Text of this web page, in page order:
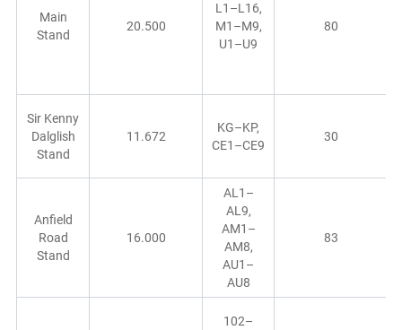
Main
Stand
20.500
L1–L16,
M1–M9,
U1–U9
80
Sir Kenny
Dalglish
Stand
11.672
KG–KP,
CE1–CE9
30
Anfield
Road
Stand
16.000
AL1–
AL9,
AM1–
AM8,
AU1–
AU8
83
102–